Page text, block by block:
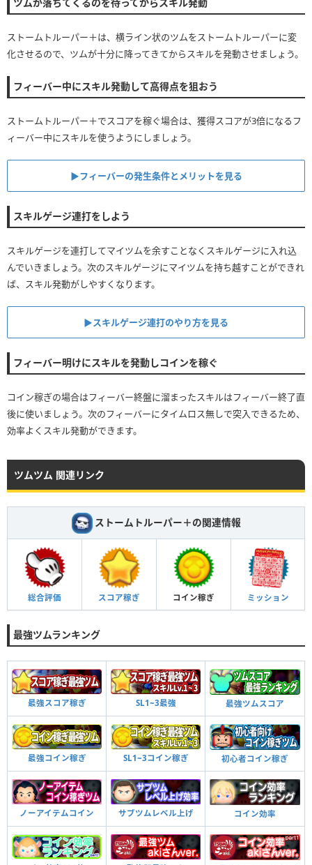
ストームトルーパー＋は、横ライン状のツムをストームトルーパーに変
化させるので、ツムが十分に降ってきてからスキルを発動させましょう。
フィーバー中にスキル発動して高得点を狙おう
ストームトルーパー＋でスコアを稼ぐ場合は、獲得スコアが3倍になるフ
ィーバー中にスキルを使うようにしましょう。
▶︎フィーバーの発生条件とメリットを見る
スキルゲージ連打をしよう
スキルゲージを連打してマイツムを余すことなくスキルゲージに入れ込
んでいきましょう。次のスキルゲージにマイツムを持ち越すことができれ
ば、スキル発動がしやすくなります。
▶︎スキルゲージ連打のやり方を見る
フィーバー明けにスキルを発動しコインを稼ぐ
コイン稼ぎの場合はフィーバー終盤に溜まったスキルはフィーバー終了直
後に使いましょう。次のフィーバーにタイムロス無しで突入できるため、
効率よくスキル発動ができます。
ツムツム 関連リンク
ストームトルーパー＋の関連情報
総合評価 スコア稼ぎ コイン稼ぎ ミッション
最強ツムランキング
最強スコア稼ぎ SL1~3最強 最強ツムスコア
最強コイン稼ぎ SL1~3コイン稼ぎ 初心者コイン稼ぎ
ノーアイテムコイン サブツムレベル上げ コイン効率